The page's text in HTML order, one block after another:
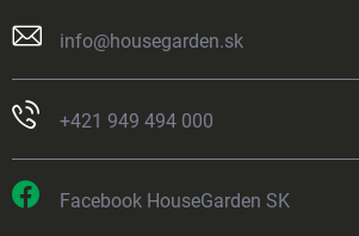
info@housegarden.sk
+421 949 494 000
Facebook HouseGarden SK